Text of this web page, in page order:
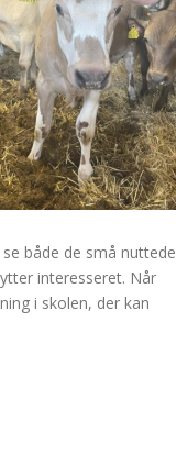
både de små nuttede
interesseret. Når
i skolen, der kan